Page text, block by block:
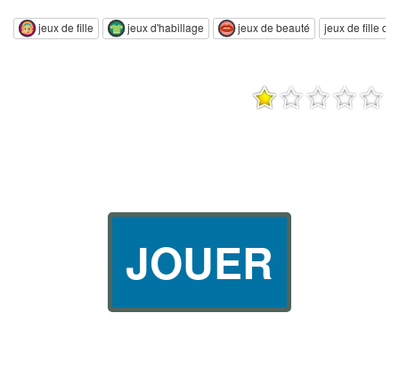
jeux de fille jeux d'habillage jeux de beauté jeux de fille de
JOUER